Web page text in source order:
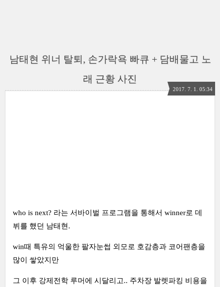
남태현 위너 탈퇴, 손가락욕 빠큐 + 담배물고 노
래 근황 사진
2017. 7. 1. 05:34
who is next? 라는 서바이벌 프로그램을 통해서 winner로 데
뷔를 했던 남태현.
win때 특유의 억울한 팔자눈썹 외모로 호감층과 코어팬층을
많이 쌓았지만
그 이후 강제전학 루머에 시달리고.. 주차장 발렛파킹 비용을